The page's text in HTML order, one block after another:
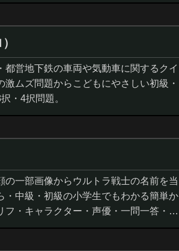
都営地下鉄の車両や気動車に関するクイ
ムズ問題からこどもにやさしい初級・
・4択問題。
一部画像からウルトラ戦士の名前を当
中級・初級の小学生でもわかる簡単か
フ・キャラクター・声優・一問一答・3